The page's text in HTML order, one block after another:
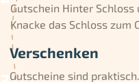
Gutschein Hinter Schloss
Knacke das Schloss zum
Verschenken
Gutscheine sind